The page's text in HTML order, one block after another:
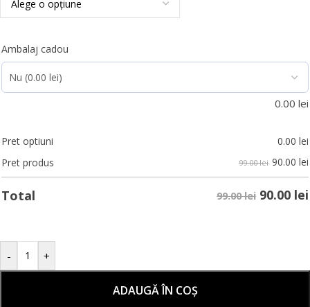
Ambalaj cadou
0.00 lei
Pret optiuni 0.00 lei
Pret produs
99.00 lei 90.00 lei
Total 99.00 lei 90.00 lei
- +
ADAUGĂ ÎN COȘ